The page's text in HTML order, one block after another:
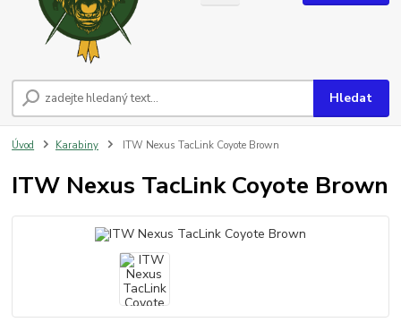
Hledat
Úvod Karabiny ITW Nexus TacLink Coyote Brown
ITW Nexus TacLink Coyote Brown